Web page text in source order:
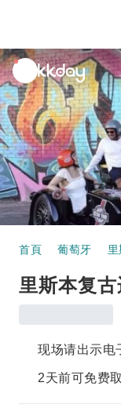
unread
notifications
首頁 葡萄牙
里斯本复
现场请出示电
2天前可免费